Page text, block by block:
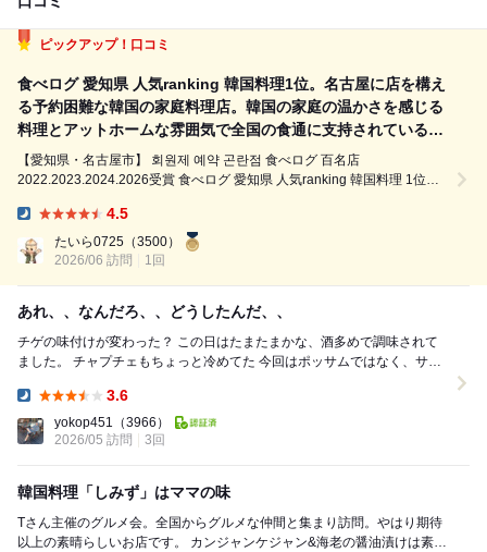
ピックアップ！口コミ
食べログ 愛知県 人気ranking 韓国料理1位。名古屋に店を構え
る予約困難な韓国の家庭料理店。韓国の家庭の温かさを感じる
料理とアットホームな雰囲気で全国の食通に支持されている東
海エリア屈指の名店
【愛知県・名古屋市】 회원제 예약 곤란점 食べログ 百名店
2022.2023.2024.2026受賞 食べログ 愛知県 人気ranking 韓国料理 1位
4.5
たいら0725 （3500）
2026/06 訪問
1回
あれ、、なんだろ、、どうしたんだ、、
チゲの味付けが変わった？ この日はたまたまかな、酒多めで調味されて
ました。 チャプチェもちょっと冷めてた 今回はポッサムではなく、サム
3.6
yokop451 （3966）
2026/05 訪問
3回
韓国料理「しみず」はママの味
Tさん主催のグルメ会。全国からグルメな仲間と集まり訪問。やはり期待
以上の素晴らしいお店です。 カンジャンケジャン&海老の醤油漬けは素材